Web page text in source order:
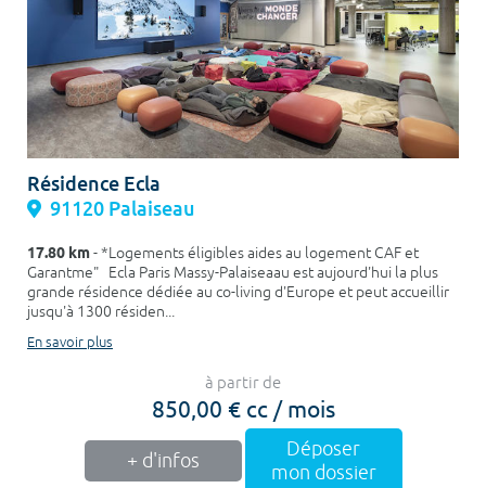
Résidence Ecla
91120 Palaiseau
17.80 km- *Logements éligibles aides au logement CAF et
Garantme" Ecla Paris Massy-Palaiseaau est aujourd'hui la plus
grande résidence dédiée au co-living d'Europe et peut accueillir
jusqu'à 1300 résiden...
En savoir plus
à partir de
850,00 € cc / mois
+ d'infos
Déposer
mon dossier